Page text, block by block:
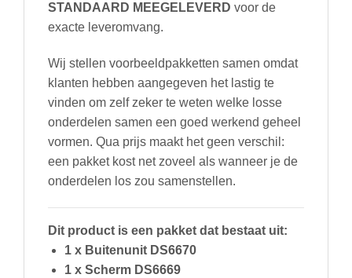
schermSTANDAARD MEEGELEVERD voor de
exacte leveromvang.
Wij stellen voorbeeldpakketten samen omdat
klanten hebben aangegeven het lastig te
vinden om zelf zeker te weten welke losse
onderdelen samen een goed werkend geheel
vormen. Qua prijs maakt het geen verschil:
een pakket kost net zoveel als wanneer je de
onderdelen los zou samenstellen.
Dit product is een pakket dat bestaat uit:
1 x Buitenunit DS6670
1 x Scherm DS6669